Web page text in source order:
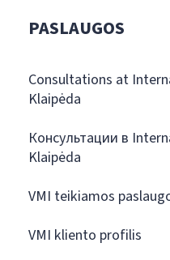
PASLAUGOS
Consultations at
Klaipėda
Консультации в
Klaipėda
VMI teikiamos
VMI kliento profilis